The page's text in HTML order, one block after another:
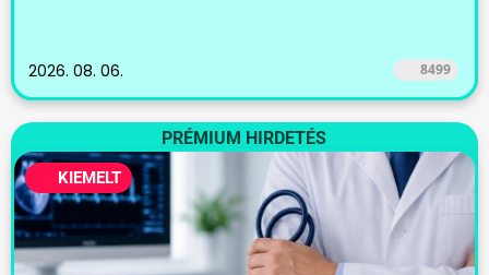
2026. 08. 06. 8499
PRÉMIUM HIRDETÉS
KIEMELT